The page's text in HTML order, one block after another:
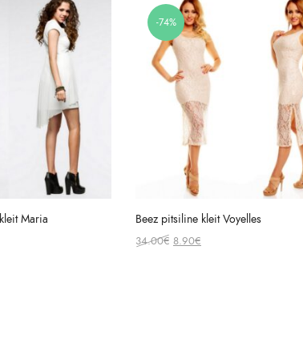
Maria
-74%
Beez pitsiline kleit Voyelles
34.00€ Original
8.90€